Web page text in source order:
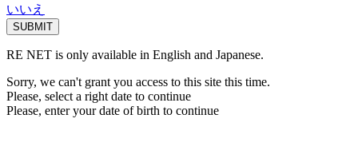
いいえ
RE NET is only available in English and Japanese.
Sorry, we can't grant you access to this site this time.
Please, select a right date to continue
Please, enter your date of birth to continue